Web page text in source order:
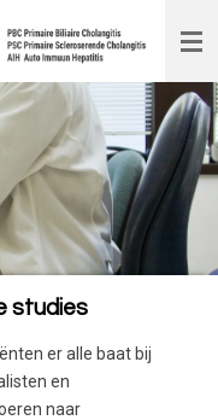
studies
er alle baat bij
en
naar